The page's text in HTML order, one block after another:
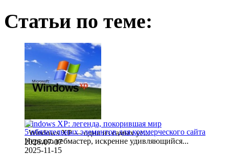
Статьи по теме:
Windows XP: легенда, покорившая мир
Windows XP — одна из самых ус...
2026-07-07
5 обязательных элементов для коммерческого сайта
Нередко вебмастер, искренне удивляющийся...
2025-11-15